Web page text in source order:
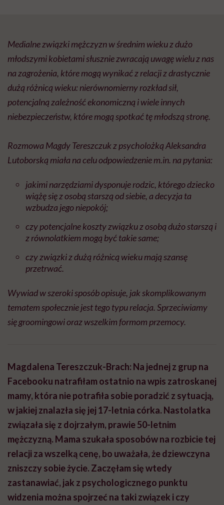
Medialne związki mężczyzn w średnim wieku z dużo
młodszymi kobietami słusznie zwracają uwagę wielu z nas
na zagrożenia, które mogą wynikać z relacji z drastycznie
dużą różnicą wieku: nierównomierny rozkład sił,
potencjalną zależność ekonomiczną i wiele innych
niebezpieczeństw, które mogą spotkać tę młodszą stronę.
Rozmowa Magdy Tereszczuk z psycholożką Aleksandra
Lutoborską miała na celu odpowiedzeniem.in. na pytania:
jakimi narzędziami dysponuje rodzic, którego dziecko
wiążę się z osobą starszą od siebie, a decyzja ta
wzbudza jego niepokój;
czy potencjalne koszty związku z osobą dużo starszą i
z równolatkiem mogą być takie same;
czy związki z dużą różnicą wieku mają szansę
przetrwać.
Wywiad w szeroki sposób opisuje, jak skomplikowanym
tematem społecznie jest tego typu relacja. Sprzeciwiamy
się groomingowi oraz wszelkim formom przemocy.
Magdalena Tereszczuk-Brach: Na jednej z grup na
Facebooku natrafiłam ostatnio na wpis zatroskanej
mamy, która nie potrafiła sobie poradzić z sytuacją,
w jakiej znalazła się jej 17-letnia córka. Nastolatka
związała się z dojrzałym, prawie 50-letnim
mężczyzną. Mama szukała sposobów na rozbicie tej
relacji za wszelką cenę, bo uważała, że dziewczyna
zniszczy sobie życie. Zaczęłam się wtedy
zastanawiać, jak z psychologicznego punktu
widzenia można spojrzeć na taki związek i czy